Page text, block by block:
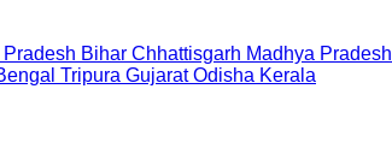
Pradesh Bihar Chhattisgarh Madhya Pradesh
Tripura Gujarat Odisha Kerala